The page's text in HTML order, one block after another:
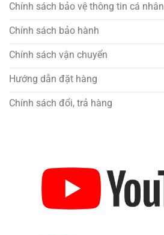
Chính sách bảo vệ thông tin cá nhân
Chính sách bảo hành
Chính sách vận chuyển
Hướng dẫn đặt hàng
Chính sách đổi, trả hàng